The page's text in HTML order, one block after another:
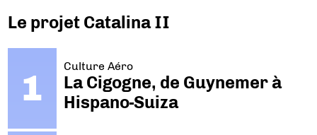
Le projet Catalina II
Culture Aéro
La Cigogne, de Guynemer à
Hispano-Suiza